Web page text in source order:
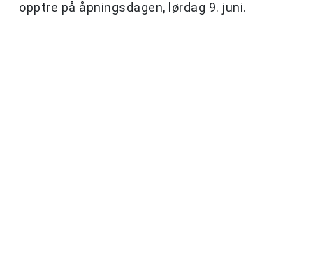
opptre på åpningsdagen, lørdag 9. juni.